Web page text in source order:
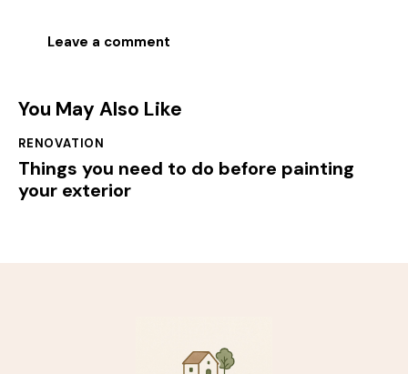
You May Also Like
RENOVATION
Things you need to do before painting
your exterior